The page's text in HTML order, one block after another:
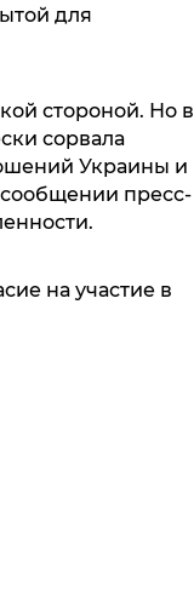
для
стороной. Но в
сорвала
Украины и
пресс-
на участие в